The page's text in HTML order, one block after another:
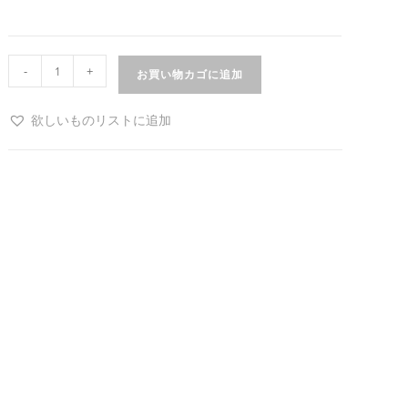
- + お買い物カゴに追加
欲しいものリストに追加